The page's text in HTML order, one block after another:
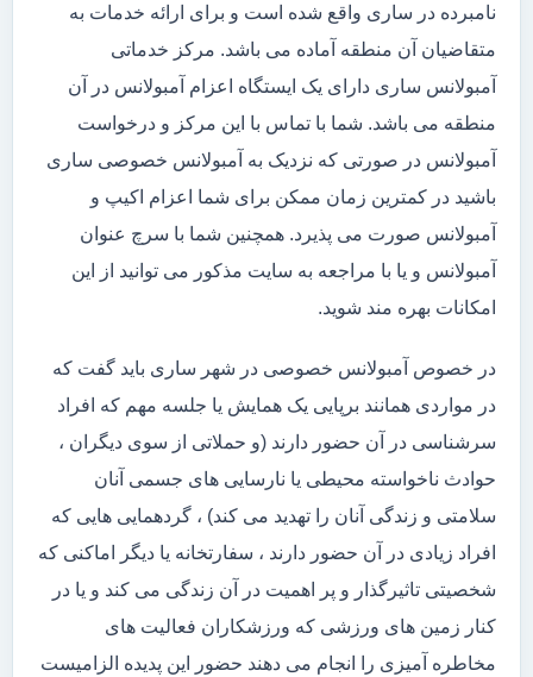
نامبرده در ساری واقع شده است و برای ارائه خدمات به
متقاضیان آن منطقه آماده می باشد. مرکز خدماتی
آمبولانس ساری دارای یک ایستگاه اعزام آمبولانس در آن
منطقه می باشد. شما با تماس با این مرکز و درخواست
آمبولانس در صورتی که نزدیک به آمبولانس خصوصی ساری
باشید در کمترین زمان ممکن برای شما اعزام اکیپ و
آمبولانس صورت می پذیرد. همچنین شما با سرچ عنوان
آمبولانس و یا با مراجعه به سایت مذکور می توانید از این
امکانات بهره مند شوید.
در خصوص آمبولانس خصوصی در شهر ساری باید گفت که
در مواردی همانند برپایی یک همایش یا جلسه مهم که افراد
سرشناسی در آن حضور دارند (و حملاتی از سوی دیگران ،
حوادث ناخواسته محیطی یا نارسایی های جسمی آنان
سلامتی و زندگی آنان را تهدید می کند) ، گردهمایی هایی که
افراد زیادی در آن حضور دارند ، سفارتخانه یا دیگر اماکنی که
شخصیتی تاثیرگذار و پر اهمیت در آن زندگی می کند و یا در
کنار زمین های ورزشی که ورزشکاران فعالیت های
مخاطره آمیزی را انجام می دهند حضور این پدیده الزامیست